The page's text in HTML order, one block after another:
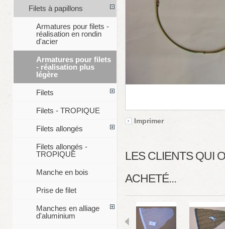
Imprimer
LES CLIENTS QUI
ACHETÉ...
Filets à papillons
Armatures pour filets -
réalisation en rondin
d'acier
Armatures pour filets
- réalisation plus
légère
Filets
Filets - TROPIQUE
Filets allongés
Filets allongés -
TROPIQUE
Manche en bois
Prise de filet
Manches en alliage
d'aluminium